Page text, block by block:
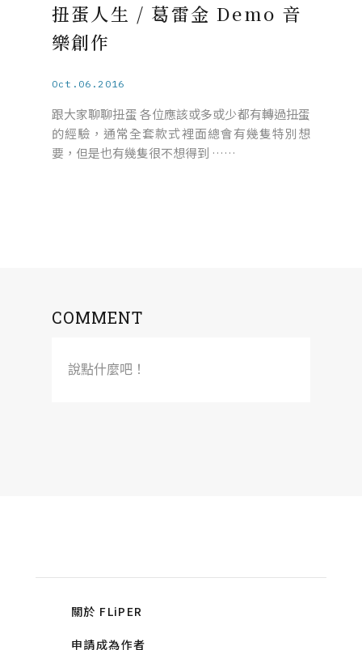
扭蛋人生 / 葛雷金 Demo 音
樂創作
Oct.06.2016
跟大家聊聊扭蛋 各位應該或多或少都有轉過扭蛋
的經驗，通常全套款式裡面總會有幾隻特別想
要，但是也有幾隻很不想得到 ……
COMMENT
說點什麼吧！
關於 FLiPER
申請成為作者